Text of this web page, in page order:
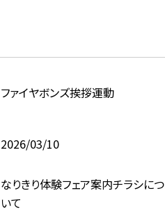
ファイヤボンズ挨拶運動
2026/03/10
なりきり体験フェア案内チラシにつ
いて